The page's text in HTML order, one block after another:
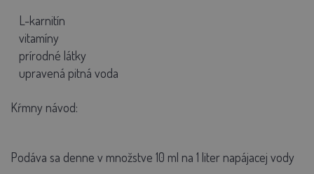
L-karnitín
vitamíny
prírodné látky
upravená pitná voda
Kŕmny návod:
Podáva sa denne v množstve 10 ml na 1 liter napájacej vody